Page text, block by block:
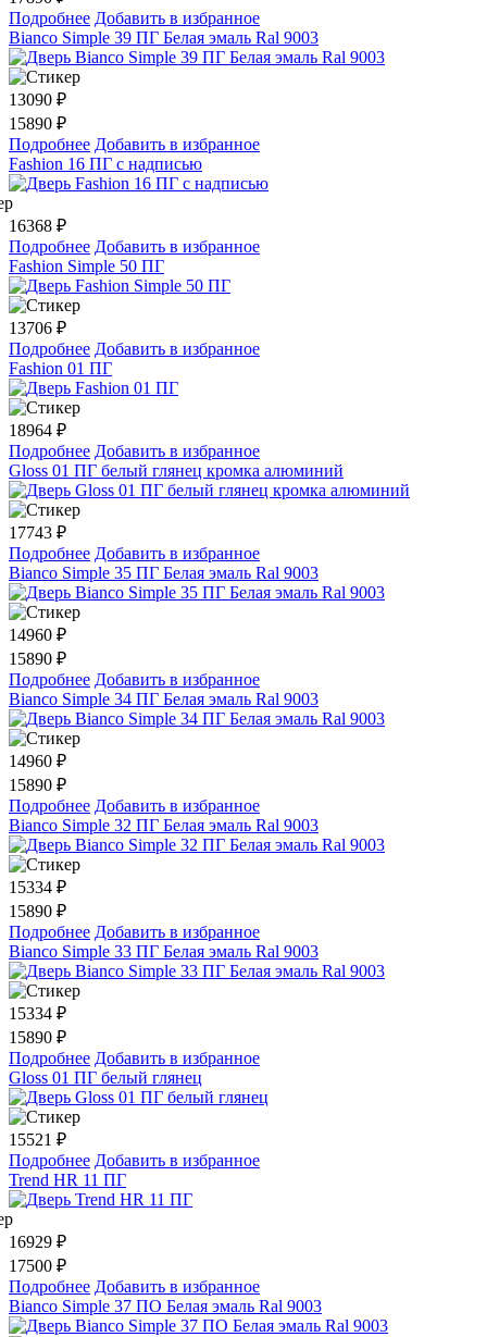
Подробнее Добавить в избранное
Bianco Simple 39 ПГ Белая эмаль Ral 9003
13090 ₽
15890 ₽
Подробнее Добавить в избранное
Fashion 16 ПГ с надписью
16368 ₽
Подробнее Добавить в избранное
Fashion Simple 50 ПГ
13706 ₽
Подробнее Добавить в избранное
Fashion 01 ПГ
18964 ₽
Подробнее Добавить в избранное
Gloss 01 ПГ белый глянец кромка алюминий
17743 ₽
Подробнее Добавить в избранное
Bianco Simple 35 ПГ Белая эмаль Ral 9003
14960 ₽
15890 ₽
Подробнее Добавить в избранное
Bianco Simple 34 ПГ Белая эмаль Ral 9003
14960 ₽
15890 ₽
Подробнее Добавить в избранное
Bianco Simple 32 ПГ Белая эмаль Ral 9003
15334 ₽
15890 ₽
Подробнее Добавить в избранное
Bianco Simple 33 ПГ Белая эмаль Ral 9003
15334 ₽
15890 ₽
Подробнее Добавить в избранное
Gloss 01 ПГ белый глянец
15521 ₽
Подробнее Добавить в избранное
Trend HR 11 ПГ
16929 ₽
17500 ₽
Подробнее Добавить в избранное
Bianco Simple 37 ПО Белая эмаль Ral 9003